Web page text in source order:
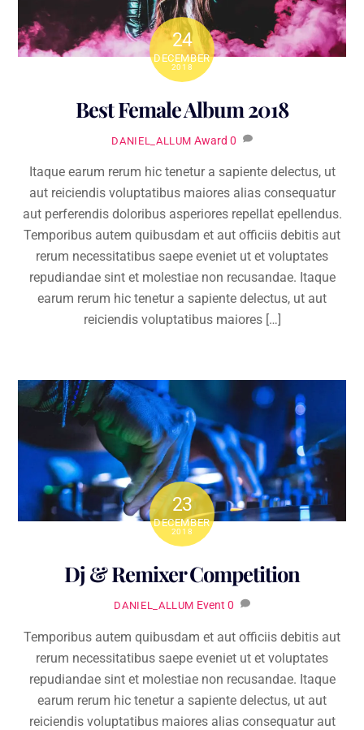
24
DECEMBER
2018
Best Female Album 2018
DANIEL_ALLUM Award 0
Itaque earum rerum hic tenetur a sapiente delectus, ut
aut reiciendis voluptatibus maiores alias consequatur
aut perferendis doloribus asperiores repellat epellendus.
Temporibus autem quibusdam et aut officiis debitis aut
rerum necessitatibus saepe eveniet ut et voluptates
repudiandae sint et molestiae non recusandae. Itaque
earum rerum hic tenetur a sapiente delectus, ut aut
reiciendis voluptatibus maiores […]
23
DECEMBER
2018
Dj & Remixer Competition
DANIEL_ALLUM Event 0
Temporibus autem quibusdam et aut officiis debitis aut
rerum necessitatibus saepe eveniet ut et voluptates
repudiandae sint et molestiae non recusandae. Itaque
earum rerum hic tenetur a sapiente delectus, ut aut
reiciendis voluptatibus maiores alias consequatur aut